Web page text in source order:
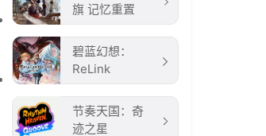
旗 记忆重置
碧蓝幻想：
ReLink
节奏天国：奇
迹之星